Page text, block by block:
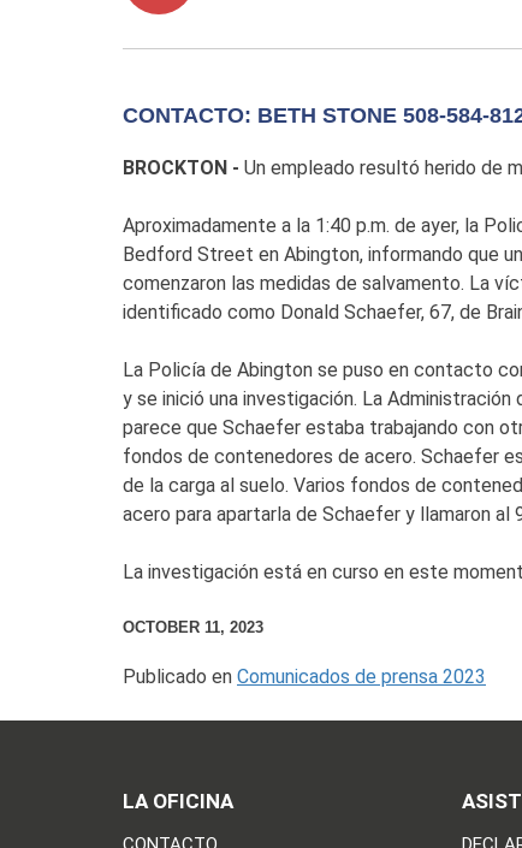
CONTACTO: BETH STONE 508-584-
BROCKTON - Un empleado resultó herido de
Aproximadamente a la 1:40 p.m. de ayer, la
Bedford Street en Abington, informando que
comenzaron las medidas de salvamento. La
identificado como Donald Schaefer, 67, de
La Policía de Abington se puso en contacto
y se inició una investigación. La
parece que Schaefer estaba trabajando con
fondos de contenedores de acero. Schaefer
de la carga al suelo. Varios fondos de
acero para apartarla de Schaefer y
La investigación está en curso en este
OCTOBER 11, 2023
Publicado en Comunicados de prensa 2023
LA OFICINA